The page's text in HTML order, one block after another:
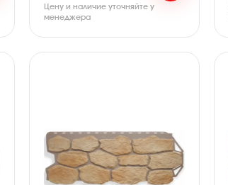
Цену и наличие уточняйте у
менеджера